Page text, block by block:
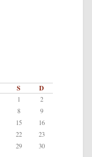
S D
1
2
8
9
15
16
22
23
29
30